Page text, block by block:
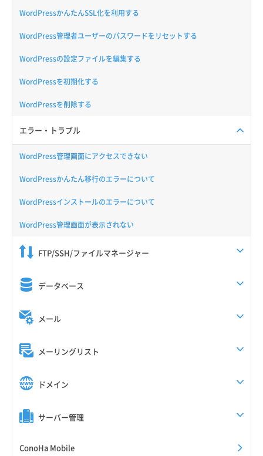
WordPressかんたんSSL化を利用する
WordPress管理者ユーザーのパスワードをリセットする
WordPressの設定ファイルを編集する
WordPressを初期化する
WordPressを削除する
エラー・トラブル
WordPress管理画面にアクセスできない
WordPressかんたん移行のエラーについて
WordPressインストールのエラーについて
WordPress管理画面が表示されない
FTP/SSH/ファイルマネージャー
データベース
メール
メーリングリスト
ドメイン
サーバー管理
ConoHa Mobile